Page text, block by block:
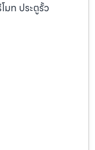
มท ประตูรั้ว